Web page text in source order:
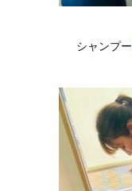
シャンプー